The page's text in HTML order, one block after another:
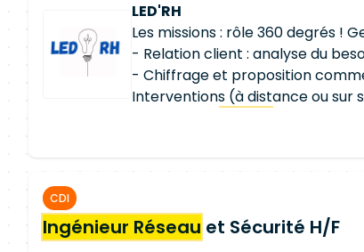
LED'RH
Les missions : rôle 360 degrés !
- Relation client : analyse du
- Chiffrage et proposition
Interventions (à distance ou sur
des déploiements et des mises
Accompagnement des
Réseau& Sécurité (Coeur du
VLAN, VPN, Firewalls,
CDI
Ingénieur Réseau et Sécurité H/F